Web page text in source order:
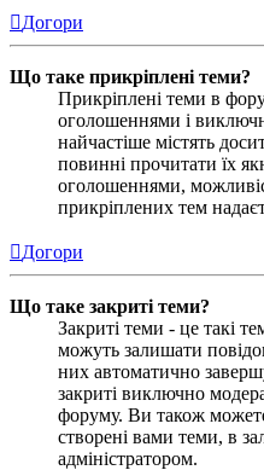
Догори
Що таке прикріплені теми?
Прикріплені теми в
оголошеннями і
найчастіше містять
повинні прочитати їх
оголошеннями,
прикріплених тем
Догори
Що таке закриті теми?
Закриті теми - це такі
можуть залишати
них автоматично
закриті виключно
форуму. Ви також
створені вами теми, в
адміністратором.